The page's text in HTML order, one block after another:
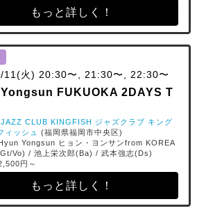
もっと詳しく！
11(火) 20:30〜, 21:30〜, 22:30〜
FUKUOKA 2DAYS T
JAZZ CLUB KINGFISH ジャズクラブ キング
ィッシュ
(福岡県福岡市中央区)
Yongsun ヒョン・ヨンサンfrom KOREA
Vo) / 池上栄次郎(Ba) / 武本強志(Ds)
円～
もっと詳しく！